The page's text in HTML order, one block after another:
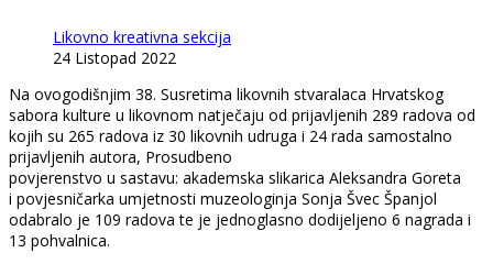
Likovno kreativna sekcija
24 Listopad 2022
Na ovogodišnjim 38. Susretima likovnih stvaralaca Hrvatskog
sabora kulture u likovnom natječaju od prijavljenih 289 radova od
kojih su 265 radova iz 30 likovnih udruga i 24 rada samostalno
prijavljenih autora, Prosudbeno
povjerenstvo u sastavu: akademska slikarica Aleksandra Goreta
i povjesničarka umjetnosti muzeologinja Sonja Švec Španjol
odabralo je 109 radova te je jednoglasno dodijeljeno 6 nagrada i
13 pohvalnica.